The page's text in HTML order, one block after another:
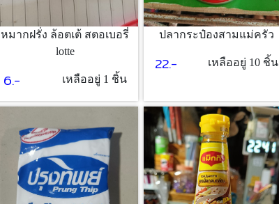
หมากฝรั่ง ล้อตเต้ สตอเบอรี่
lotte
6.- เหลืออยู่ 1 ชิ้น
ปลากระป๋องสามแม่ครัว
22.- เหลืออยู่ 10 ชิ้น